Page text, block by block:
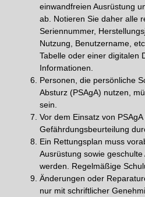
einwandfreien Ausrüstung
ab. Notieren Sie daher alle
Seriennummer,
Nutzung, Benutzername,
Tabelle oder einer digitalen
Informationen.
Personen, die persönliche
Absturz (PSAgA) nutzen,
sein.
Vor dem Einsatz von
Gefährdungsbeurteilung
Ein Rettungsplan muss
Ausrüstung sowie
werden. Regelmäßige
Änderungen oder
nur mit schriftlicher